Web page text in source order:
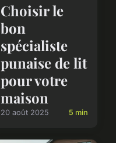
Choisir le
bon
spécialiste
punaise de lit
pour votre
maison
20 août 2025 5 min